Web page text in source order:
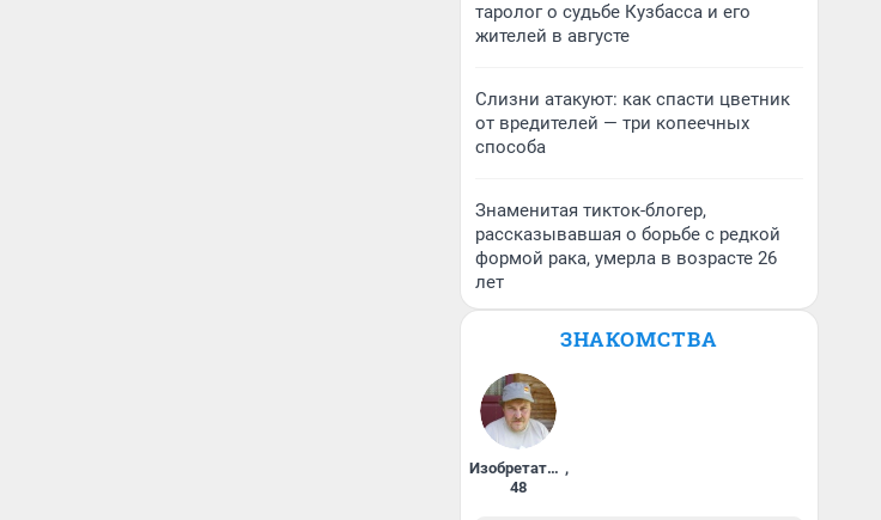
таролог о судьбе Кузбасса и его
жителей в августе
Слизни атакуют: как спасти цветник
от вредителей — три копеечных
способа
Знаменитая тикток-блогер,
рассказывавшая о борьбе с редкой
формой рака, умерла в возрасте 26
лет
ЗНАКОМСТВА
Изобретатель ,
48